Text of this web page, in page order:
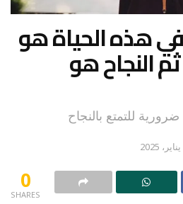
هذه الحياة هو
النجاح هو
للتمتع بالنجاح
0
SHARES